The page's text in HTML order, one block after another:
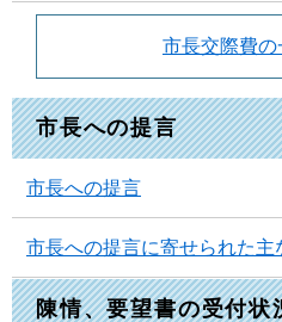
市長交際費の
市長への提言
市長への提言
市長への提言に寄せられた主
陳情、要望書の受付状